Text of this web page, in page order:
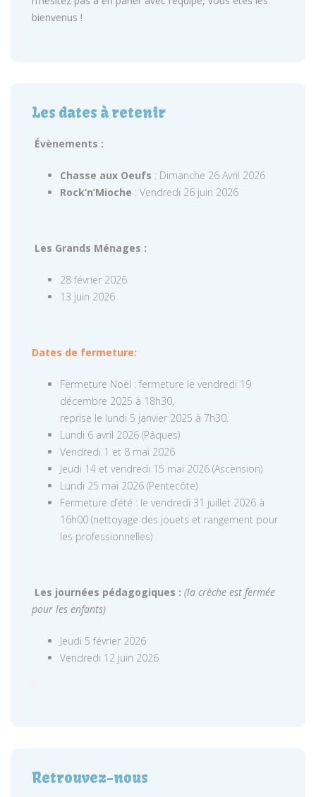
bienvenus !
Les dates à retenir
Évènements :
Chasse aux Oeufs : Dimanche 26 Avril 2026
Rock’n’Mioche : Vendredi 26 juin 2026
Les Grands Ménages :
28 février 2026
13 juin 2026
Dates de fermeture:
Fermeture Noël : fermeture le vendredi 19
décembre 2025 à 18h30,
reprise le lundi 5 janvier 2025 à 7h30.
Lundi 6 avril 2026 (Pâques)
Vendredi 1 et 8 mai 2026
Jeudi 14 et vendredi 15 mai 2026 (Ascension)
Lundi 25 mai 2026 (Pentecôte)
Fermeture d’été : le vendredi 31 juillet 2026 à
16h00 (nettoyage des jouets et rangement pour
les professionnelles)
Les journées pédagogiques : (la crèche est fermée
pour les enfants)
Jeudi 5 février 2026
Vendredi 12 juin 2026
Retrouvez-nous